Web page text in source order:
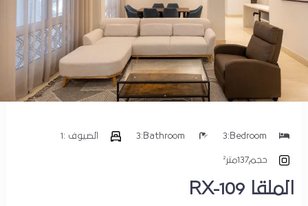
الملقا RX-109
Bedroom:
3
Bathroom:
3 الضيوف :1
حجم137متر²
المدينة
الرياض
تاريخ الوصول